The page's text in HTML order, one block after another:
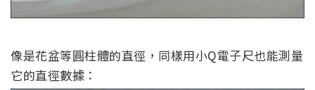
像是花盆等圓柱體的直徑，同樣用小Q電子尺也能測量
它的直徑數據：